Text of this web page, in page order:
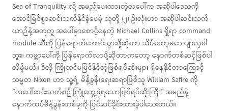
Sea of Tranquility လို့ အမည်ပေးထားတဲ့လပေါ်က အဆိုပါဒေသကို
အောင်မြင်စွာဆင်းသက်နိုင်ခဲ့ပေမဲ့ သူတို့ (၂) ဦးလုံးဟာ အဆိုပါဆင်းသက်
ယာဉ်နဲ့အတူတူ အပေါ်မှာစောင့်နေတဲ့ Michael Collins ရှိရာ command
module ဆီကို ပြန်ရောက်အောင်သွားဖို့ဆိုတာ သိပ်တော့မသေချာလှပါ
ဘူး။ ကမ္ဘာပေါ်ကို ပြန်ရောက်လာဖို့ဆိုတာကတော့ နောက်တစ်ဆင့်ဖြစ်ပါ
လိမ့်မယ်။ ဒီလို ကြိုတင်မမြင်နိုင်တဲ့ဖြစ်ရပ်ဆိုးများ ရှိနေနိုင်တာကြောင့်
သမ္မတ Nixon ဟာ သူ့ရဲ့ မိန့်ခွန်းရေးဆရာဖြစ်သူ William Safire ကို
“လပေါ်ဆင်းသက်စဉ် ကြုံတွေ့ခဲ့ရသောဖြစ်ရပ်ဆိုးကြီး” အမည်နဲ့
နောက်ထပ်မိန့်ခွန်းတစ်ခုကို ပြင်ဆင်ခိုင်းထားခဲ့ပါသေးတယ်။